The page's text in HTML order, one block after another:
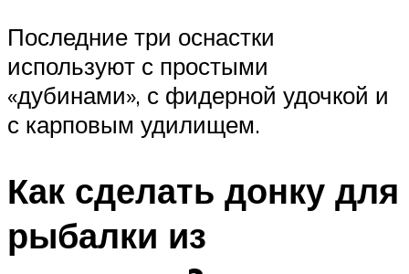
Последние три оснастки
используют с простыми
«дубинами», с фидерной удочкой и
с карповым удилищем.
Как сделать донку для
рыбалки из